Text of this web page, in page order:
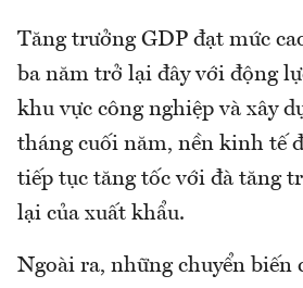
Tăng trưởng GDP đạt mức
ba năm trở lại đây với động
khu vực công nghiệp và xây
tháng cuối năm, nền kinh tế
tiếp tục tăng tốc với đà tăng
lại của xuất khẩu.
Ngoài ra, những chuyển biến